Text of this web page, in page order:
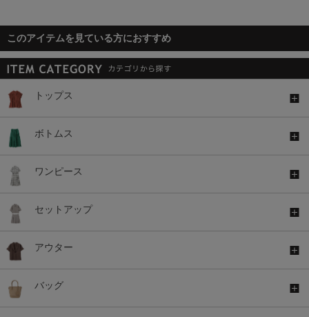
このアイテムを見ている方におすすめ
トップス
ボトムス
ワンピース
セットアップ
アウター
バッグ